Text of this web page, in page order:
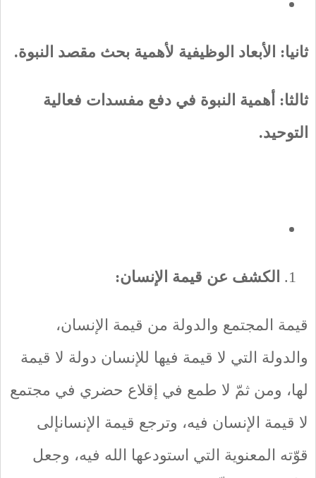
ثانيا: الأبعاد الوظيفية لأهمية بحث مقصد النبوة.
ثالثا: أهمية النبوة في دفع مفسدات فعالية
التوحيد.
الكشف عن قيمة الإنسان:
قيمة المجتمع والدولة من قيمة الإنسان،
والدولة التي لا قيمة فيها للإنسان دولة لا قيمة
لها، ومن ثمّ لا طمع في إقلاع حضري في مجتمع
لا قيمة الإنسان فيه، وترجع قيمة الإنسانإلى
قوّته المعنوية التي استودعها الله فيه، وجعل